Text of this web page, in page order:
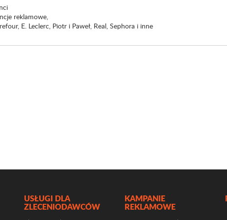
reklamowe,
E. Leclerc, Piotr i Paweł, Real, Sephora i inne
USŁUGI DLA
ZLECENIODAWCÓW
KAMPANIE
REKLAMOWE